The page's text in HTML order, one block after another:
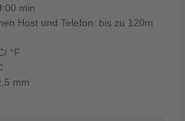
min
Host und Telefon: bis zu 120m
°F
mm